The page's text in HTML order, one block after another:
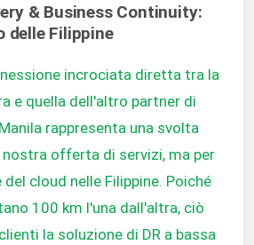
& Business Continuity:
Filippine
incrociata diretta tra la
e quella dell'altro partner di
rappresenta una svolta
nostra offerta di servizi, ma per
cloud nelle Filippine. Poiché
100 km l'una dall'altra, ciò
la soluzione di DR a bassa